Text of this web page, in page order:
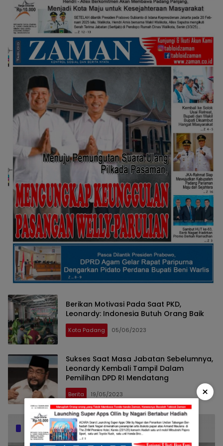
Berikan Motivasi Pada Saat PKD,
Leonardy: Indonesia Butuh Orang Baik
Kota Padang 05/06/2023
Sukses Saat Masa Jabatan Sebelumnya,
Leonardy Kembali Tampil Dalam
Pemilihan DPD RI Mendatang
Berita 19/05/2023
Popular Posts
×